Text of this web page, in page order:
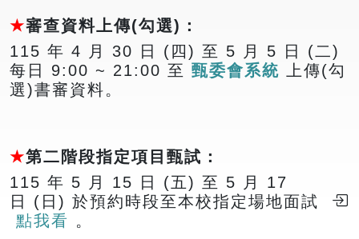
★審查資料上傳(勾選) ：
115 年 4 月 30 日 (四) 至 5 月 5 日
(二)
每日 9:00 ~ 21:00 至 甄委會系統
上傳(勾
選)書審資料。
★第二階段指定項目甄試 ：
115 年 5 月 15 日 (五) 至 5 月 17
日
(日) 於預約時段至本校指定場地面試
點我看 。